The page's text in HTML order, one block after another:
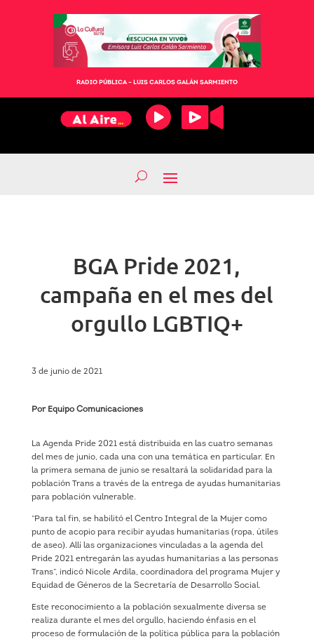
RADIO PÚBLICA – LUIS CARLOS GALÁN SARMIENTO
BGA Pride 2021,
campaña en el mes del
orgullo LGBTIQ+
3 de junio de 2021
Por Equipo Comunicaciones
La Agenda Pride 2021 está distribuida en las cuatro semanas
del mes de junio, cada una con una temática en particular. En
la primera semana de junio se resaltará la solidaridad para la
población Trans a través de la entrega de ayudas humanitarias
para población vulnerable.
“Para tal fin, se habilitó el Centro Integral de la Mujer como
punto de acopio para recibir ayudas humanitarias (ropa, útiles
de aseo). Allí las organizaciones vinculadas a la agenda del
Pride 2021 entregarán las ayudas humanitarias a las personas
Trans”, indicó Nicole Ardila, coordinadora del programa Mujer y
Equidad de Géneros de la Secretaría de Desarrollo Social.
Este reconocimiento a la población sexualmente diversa se
realiza durante el mes del orgullo, haciendo énfasis en el
proceso de formulación de la política pública para la población